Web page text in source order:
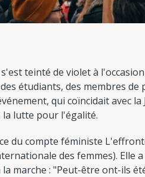
teinté de violet à
étudiants, des membres
qui coïncidait avec
la lutte pour l'égalité.
du compte féministe
des femmes).
marche : "Peut-être ont-ils